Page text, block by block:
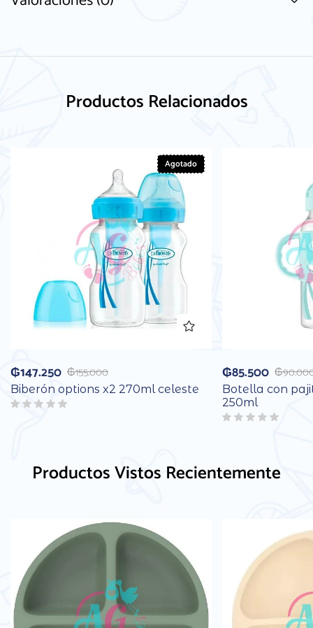
Productos Relacionados
Agotado
₲155.000
₲147.250
Biberón options x2 270ml celeste
₲
₲85.500
Botella con
250ml
Productos Vistos Recientemente